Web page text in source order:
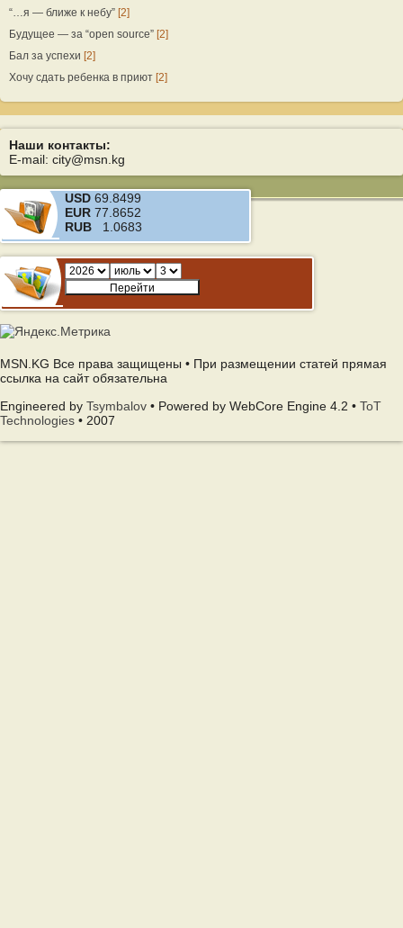
“…я — ближе к небу” [2]
Будущее — за “open source” [2]
Бал за успехи [2]
Хочу сдать ребенка в приют [2]
Наши контакты:
E-mail: city@msn.kg
USD 69.8499
EUR 77.8652
RUB 1.0683
MSN.KG Все права защищены • При размещении статей прямая
ссылка на сайт обязательна
Engineered by Tsymbalov • Powered by WebCore Engine 4.2 • ToT
Technologies • 2007